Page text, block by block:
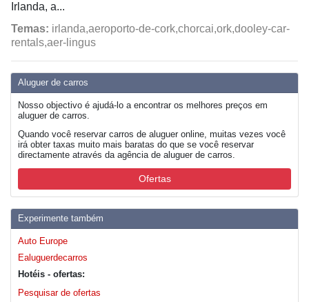
Aluguer de carros
Nosso objectivo é ajudá-lo a encontrar os melhores preços em
aluguer de carros.
Quando você reservar carros de aluguer online, muitas vezes você
irá obter taxas muito mais baratas do que se você reservar
directamente através da agência de aluguer de carros.
Ofertas
Experimente também
Auto Europe
Ealuguerdecarros
Hotéis - ofertas:
Pesquisar de ofertas
Irlanda, a...
Temas: irlanda,aeroporto-de-cork,chorcai,ork,dooley-car-
rentals,aer-lingus